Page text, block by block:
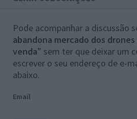
Pode acompanhar a discussão
abandona mercado dos
venda” sem ter que deixar um
escrever o seu endereço de e-
abaixo.
Email